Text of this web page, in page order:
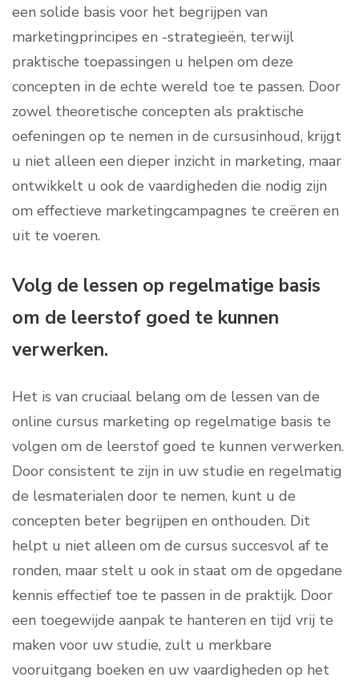
een solide basis voor het begrijpen van
marketingprincipes en -strategieën, terwijl
praktische toepassingen u helpen om deze
concepten in de echte wereld toe te passen. Door
zowel theoretische concepten als praktische
oefeningen op te nemen in de cursusinhoud, krijgt
u niet alleen een dieper inzicht in marketing, maar
ontwikkelt u ook de vaardigheden die nodig zijn
om effectieve marketingcampagnes te creëren en
uit te voeren.
Volg de lessen op regelmatige basis
om de leerstof goed te kunnen
verwerken.
Het is van cruciaal belang om de lessen van de
online cursus marketing op regelmatige basis te
volgen om de leerstof goed te kunnen verwerken.
Door consistent te zijn in uw studie en regelmatig
de lesmaterialen door te nemen, kunt u de
concepten beter begrijpen en onthouden. Dit
helpt u niet alleen om de cursus succesvol af te
ronden, maar stelt u ook in staat om de opgedane
kennis effectief toe te passen in de praktijk. Door
een toegewijde aanpak te hanteren en tijd vrij te
maken voor uw studie, zult u merkbare
vooruitgang boeken en uw vaardigheden op het